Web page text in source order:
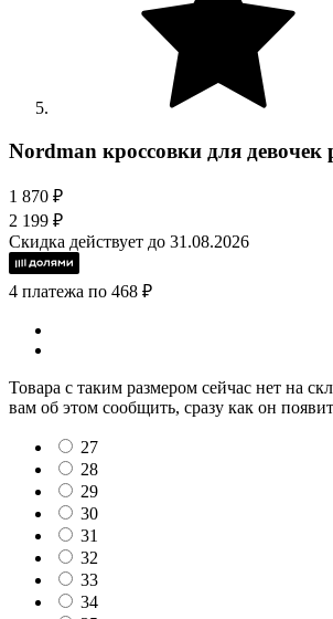
Nordman кроссовки для девочек
1 870 ₽
2 199 ₽
Скидка действует до 31.08.2026
4 платежа по 468 ₽
Товара с таким размером сейчас нет на
вам об этом сообщить, сразу как он
27
28
29
30
31
32
33
34